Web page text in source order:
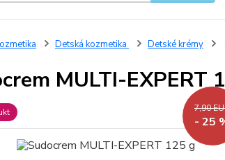
Detská kozmetika Detské krémy
MULTI-EXPERT
7,90
- 25